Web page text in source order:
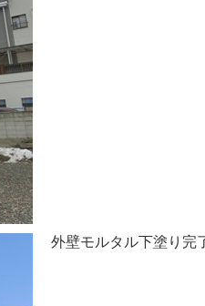
外壁モルタル下塗り完